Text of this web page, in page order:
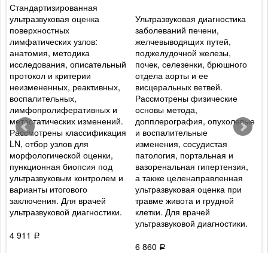
Стандартизированная
ультразвуковая оценка
поверхностных
лимфатических узлов:
анатомия, методика
исследования, описательный
протокол и критерии
неизмененных, реактивных,
воспалительных,
лимфопролиферативных и
метастатических изменений.
Рассмотрены классификация
LN, отбор узлов для
морфологической оценки,
пункционная биопсия под
ультразвуковым контролем и
варианты итогового
заключения. Для врачей
ультразвуковой диагностики.
4 911
Р
Ультразвуковая диагностика
заболеваний печени,
желчевыводящих путей,
поджелудочной железы,
почек, селезенки, брюшного
отдела аорты и ее
висцеральных ветвей.
Рассмотрены физические
основы метода,
допплерография, опухолевые
и воспалительные
изменения, сосудистая
патология, портальная и
вазоренальная гипертензия,
а также целенаправленная
ультразвуковая оценка при
травме живота и грудной
клетки. Для врачей
ультразвуковой диагностики.
6 860 Р